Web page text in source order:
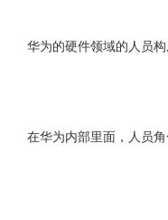
华为的硬件领域的人员
在华为内部里面，人员